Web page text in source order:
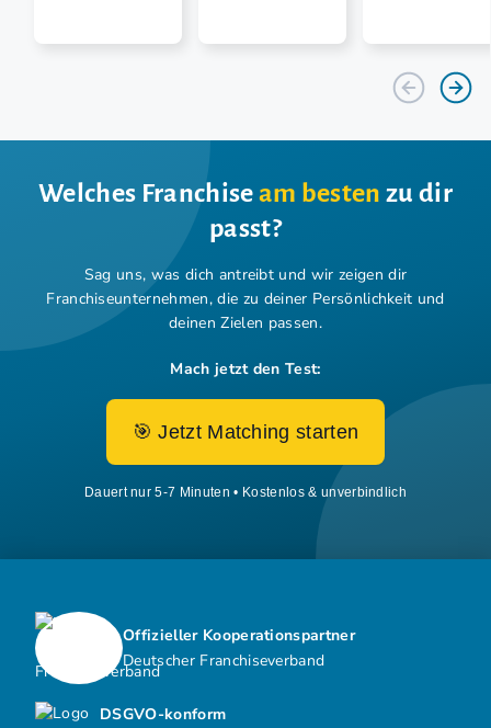
Welches Franchiseam besten zu dir
passt?
Sag uns, was dich antreibt und wir zeigen dir
Franchiseunternehmen, die zu deiner Persönlichkeit und
deinen Zielen passen.
Mach jetzt den Test:
🎯 Jetzt Matching starten
Dauert nur 5-7 Minuten • Kostenlos & unverbindlich
DSGVO-konform
Offizieller Kooperationspartner
Deutscher Franchiseverband